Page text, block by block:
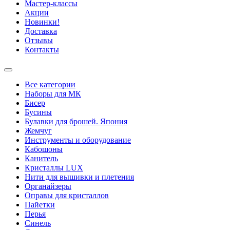
Мастер-классы
Акции
Новинки!
Доставка
Отзывы
Контакты
Все категории
Наборы для МК
Бисер
Бусины
Булавки для брошей. Япония
Жемчуг
Инструменты и оборудование
Кабошоны
Канитель
Кристаллы LUX
Нити для вышивки и плетения
Органайзеры
Оправы для кристаллов
Пайетки
Перья
Синель